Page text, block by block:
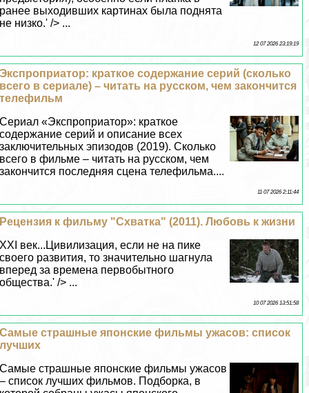
ранее выходивших картинах была поднята
не низко.' /> ...
12 07 2026 23:19:19
Экспроприатор: краткое содержание серий (сколько
всего в сериале) – читать на русском, чем закончится
телефильм
Сериал «Экспроприатор»: краткое
содержание серий и описание всех
заключительных эпизодов (2019). Сколько
всего в фильме – читать на русском, чем
закончится последняя сцена телефильма....
11 07 2026 2:11:44
Рецензия к фильму "Схватка" (2011). Любовь к жизни
XXI век...Цивилизация, если не на пике
своего развития, то значительно шагнула
вперед за времена первобытного
общества.' /> ...
10 07 2026 13:51:58
Самые страшные японские фильмы ужасов: список
лучших
Самые страшные японские фильмы ужасов
– список лучших фильмов. Подборка, в